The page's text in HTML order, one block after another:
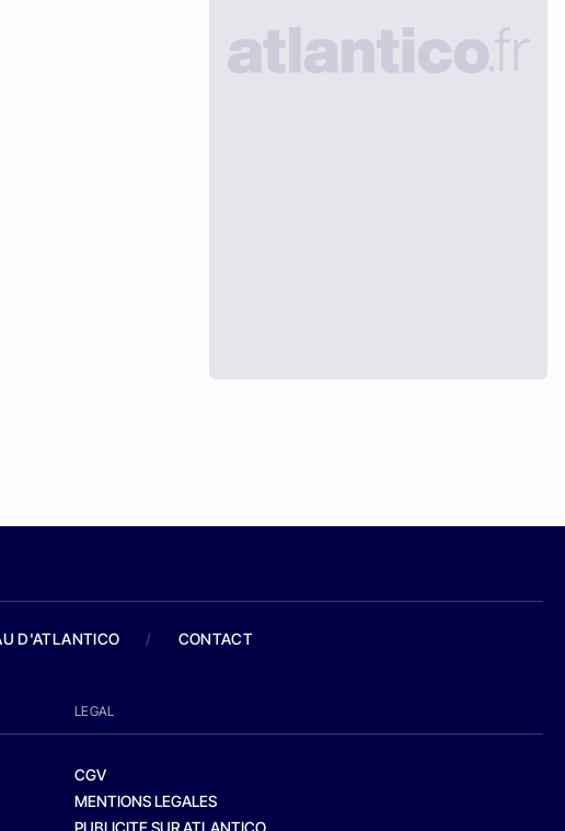
D'ATLANTICO / CONTACT
LEGAL
CGV
MENTIONS LEGALES
PUBLICITE SUR ATLANTICO